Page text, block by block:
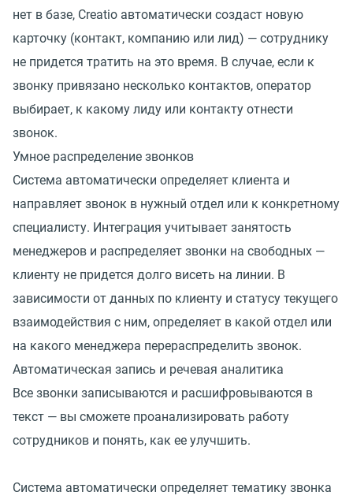
нет в базе, Creatio автоматически создаст новую
карточку (контакт, компанию или лид) — сотруднику
не придется тратить на это время. В случае, если к
звонку привязано несколько контактов, оператор
выбирает, к какому лиду или контакту отнести
звонок.
Умное распределение звонков
Система автоматически определяет клиента и
направляет звонок в нужный отдел или к конкретному
специалисту. Интеграция учитывает занятость
менеджеров и распределяет звонки на свободных —
клиенту не придется долго висеть на линии. В
зависимости от данных по клиенту и статусу текущего
взаимодействия с ним, определяет в какой отдел или
на какого менеджера перераспределить звонок.
Автоматическая запись и речевая аналитика
Все звонки записываются и расшифровываются в
текст — вы сможете проанализировать работу
сотрудников и понять, как ее улучшить.
Система автоматически определяет тематику звонка